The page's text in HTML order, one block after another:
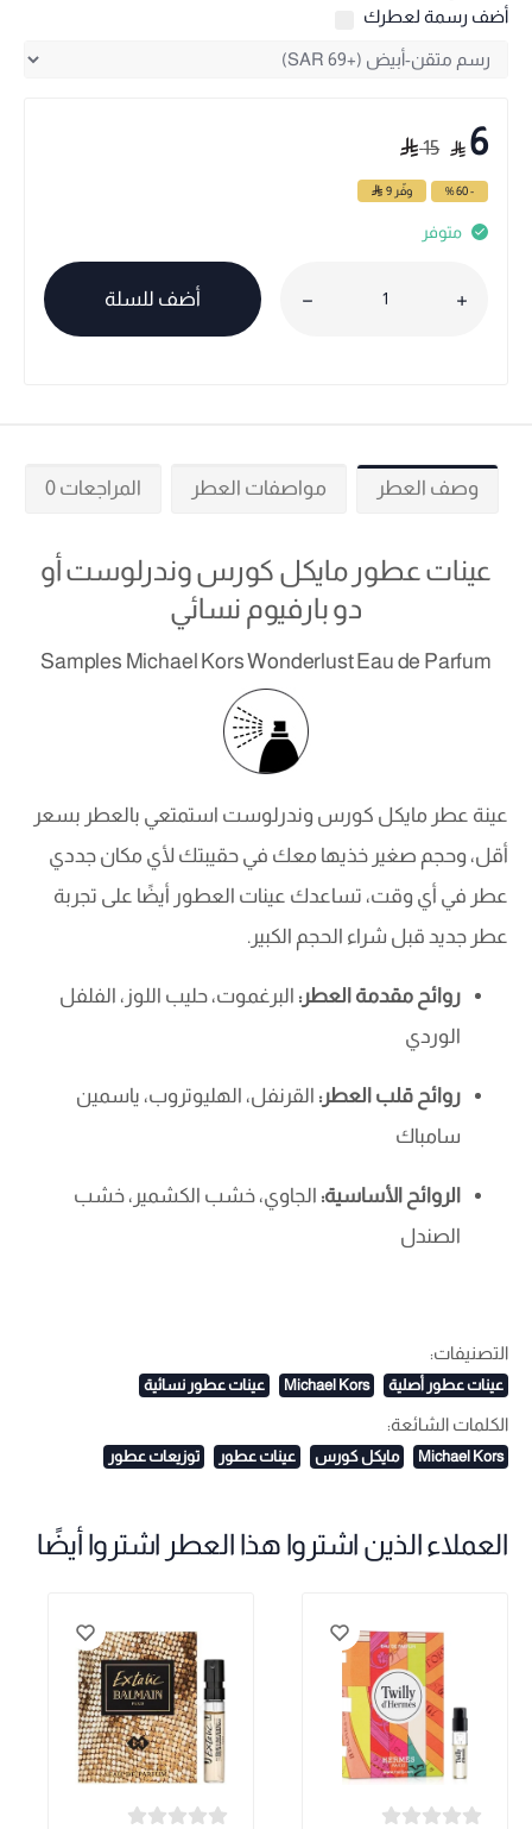
أضف رسمة لعطرك
6
15
- 60 % وفّر 9
متوفر
أضف للسلة
وصف العطر مواصفات العطر المراجعات 0
عينات عطور مايكل كورس وندرلوست أو
دو بارفيوم نسائي
Samples Michael Kors Wonderlust Eau de Parfum
عينة عطر مايكل كورس وندرلوست استمتعي بالعطر بسعر
أقل، وحجم صغير خذيها معك في حقيبتك لأي مكان جددي
عطر في أي وقت، تساعدك عينات العطور أيضًا على تجربة
عطر جديد قبل شراء الحجم الكبير.
روائح مقدمة العطر: البرغموت، حليب اللوز، الفلفل
الوردي
روائح قلب العطر: القرنفل، الهليوتروب، ياسمين
سامباك
الروائح الأساسية: الجاوي، خشب الكشمير، خشب
الصندل
التصنيفات:
عينات عطور أصلية Michael Kors عينات عطور نسائية
الكلمات الشائعة:
Michael Kors مايكل كورس عينات عطور توزيعات عطور
العملاء الذين اشتروا هذا العطر اشتروا أيضًا